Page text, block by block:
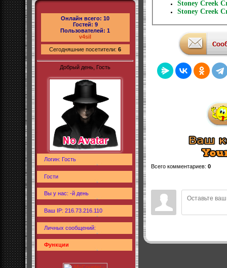
Онлайн всего: 10
Гостей: 9
Пользователей: 1
v4sil
Сегодняшние посетители: 6
Добрый день, Гость
Логин: Гость
Гости
Вы у нас: -й день
Ваш IP: 216.73.216.110
Личных сообщений:
Функции
Stoney Creek
Stoney Creek
Всего комментариев: 0